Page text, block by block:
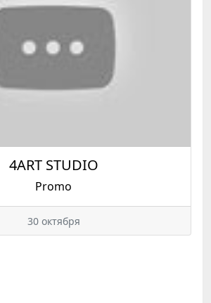
4ART STUDIO
Promo
30 октября